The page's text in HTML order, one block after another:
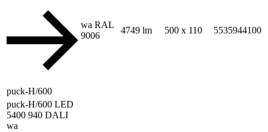
wa RAL
9006
4749 lm 500 x 110 5535944100
puck-H/600
puck-H/600 LED
5400 940 DALI
wa